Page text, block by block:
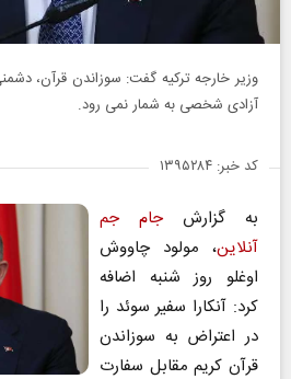
وزیر خارجه ترکیه گفت: سوزاندن قرآن،
آزادی شخصی به شمار نمی رود.
کد خبر: ۱۳۹۵۲۸۴
به گزارشجام جم
آنلاین، مولود چاووش
اوغلو روز شنبه اضافه
کرد: آنکارا سفیر سوئد را
در اعتراض به سوزاندن
قرآن کریم مقابل سفارت